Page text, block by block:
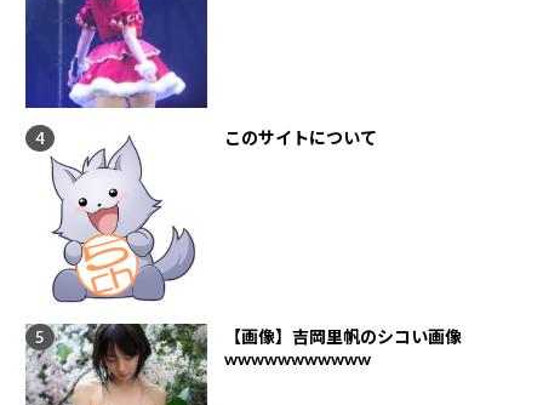
このサイトについて
【画像】吉岡里帆のシコい画像
wwwwwwwwwww